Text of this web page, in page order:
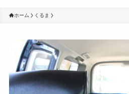
ホーム くるま